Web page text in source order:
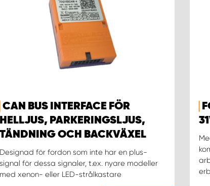
CAN BUS INTERFACE FÖR
HELLJUS, PARKERINGSLJUS,
TÄNDNING OCH BACKVÄXEL
Designad för fordon som inte har en plus-
signal för dessa signaler, t.ex. nyare modeller
med xenon- eller LED-strålkastare